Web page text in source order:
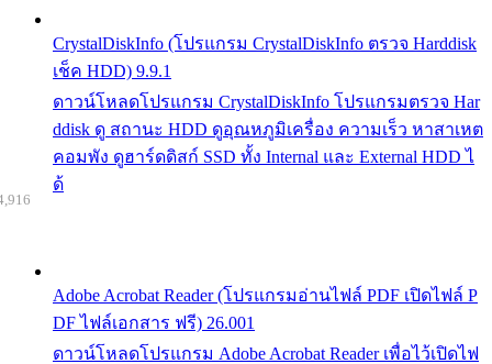
CrystalDiskInfo (โปรแกรม CrystalDiskInfo ตรวจ Harddisk
เช็ค HDD) 9.9.1
ดาวน์โหลดโปรแกรม CrystalDiskInfo โปรแกรมตรวจ Har
ddisk ดู สถานะ HDD ดูอุณหภูมิเครื่อง ความเร็ว หาสาเหต
คอมพัง ดูฮาร์ดดิสก์ SSD ทั้ง Internal และ External HDD ไ
ด้
Adobe Acrobat Reader (โปรแกรมอ่านไฟล์ PDF เปิดไฟล์ P
DF ไฟล์เอกสาร ฟรี) 26.001
ดาวน์โหลดโปรแกรม Adobe Acrobat Reader เพื่อไว้เปิดไฟ